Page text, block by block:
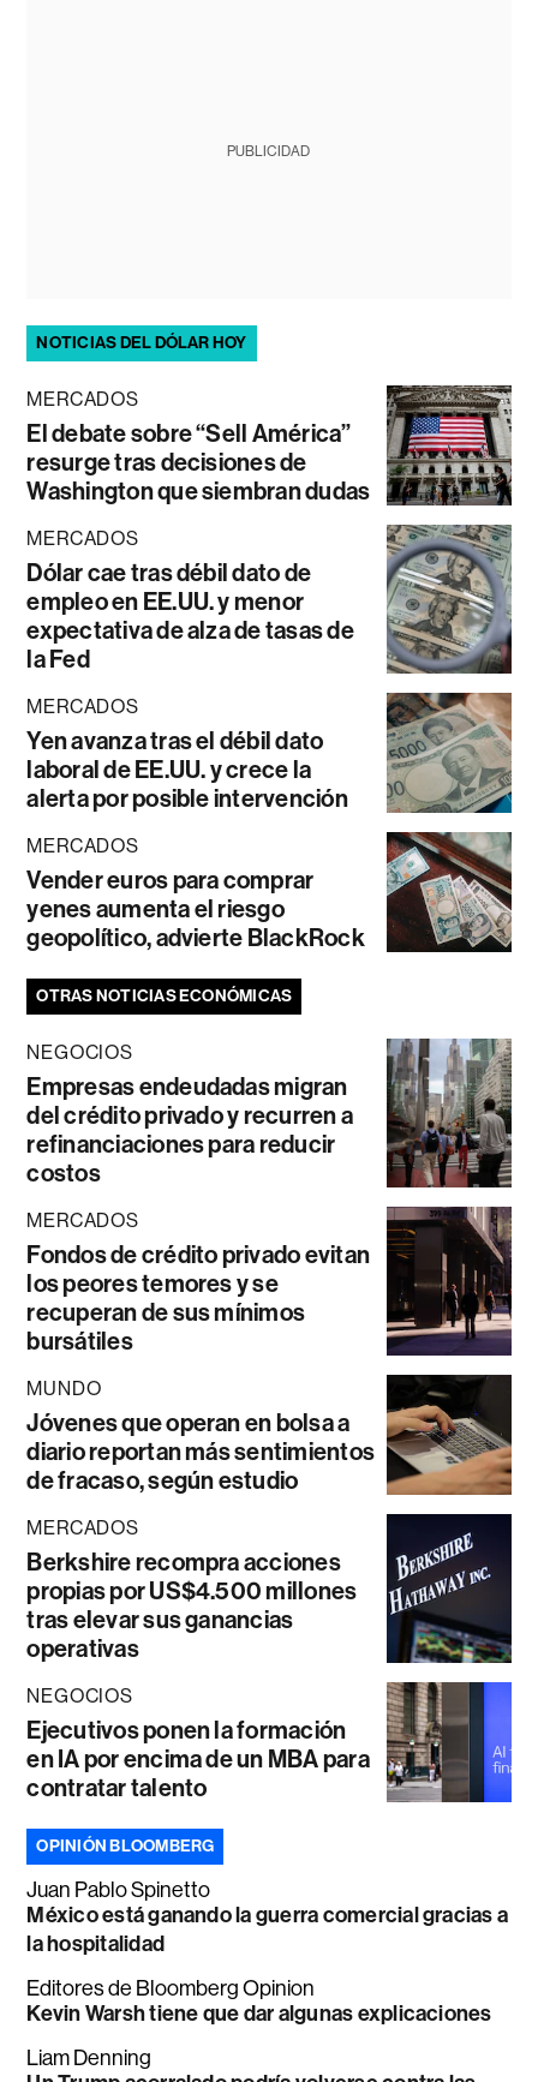
PUBLICIDAD
NOTICIAS DEL DÓLAR HOY
MERCADOS
El debate sobre “Sell América”
resurge tras decisiones de
Washington que siembran dudas
MERCADOS
Dólar cae tras débil dato de
empleo en EE.UU. y menor
expectativa de alza de tasas de
la Fed
MERCADOS
Yen avanza tras el débil dato
laboral de EE.UU. y crece la
alerta por posible intervención
MERCADOS
Vender euros para comprar
yenes aumenta el riesgo
geopolítico, advierte BlackRock
OTRAS NOTICIAS ECONÓMICAS
NEGOCIOS
Empresas endeudadas migran
del crédito privado y recurren a
refinanciaciones para reducir
costos
MERCADOS
Fondos de crédito privado evitan
los peores temores y se
recuperan de sus mínimos
bursátiles
MUNDO
Jóvenes que operan en bolsa a
diario reportan más sentimientos
de fracaso, según estudio
MERCADOS
Berkshire recompra acciones
propias por US$4.500 millones
tras elevar sus ganancias
operativas
NEGOCIOS
Ejecutivos ponen la formación
en IA por encima de un MBA para
contratar talento
OPINIÓN BLOOMBERG
Juan Pablo Spinetto
México está ganando la guerra comercial gracias a
la hospitalidad
Editores de Bloomberg Opinion
Kevin Warsh tiene que dar algunas explicaciones
Liam Denning